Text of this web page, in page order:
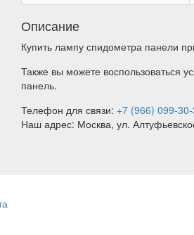
Описание
Купить лампу спидометра панели
Также вы можете воспользоваться
панель.
Телефон для связи: +7 (966) 099-
Наш адрес: Москва, ул.